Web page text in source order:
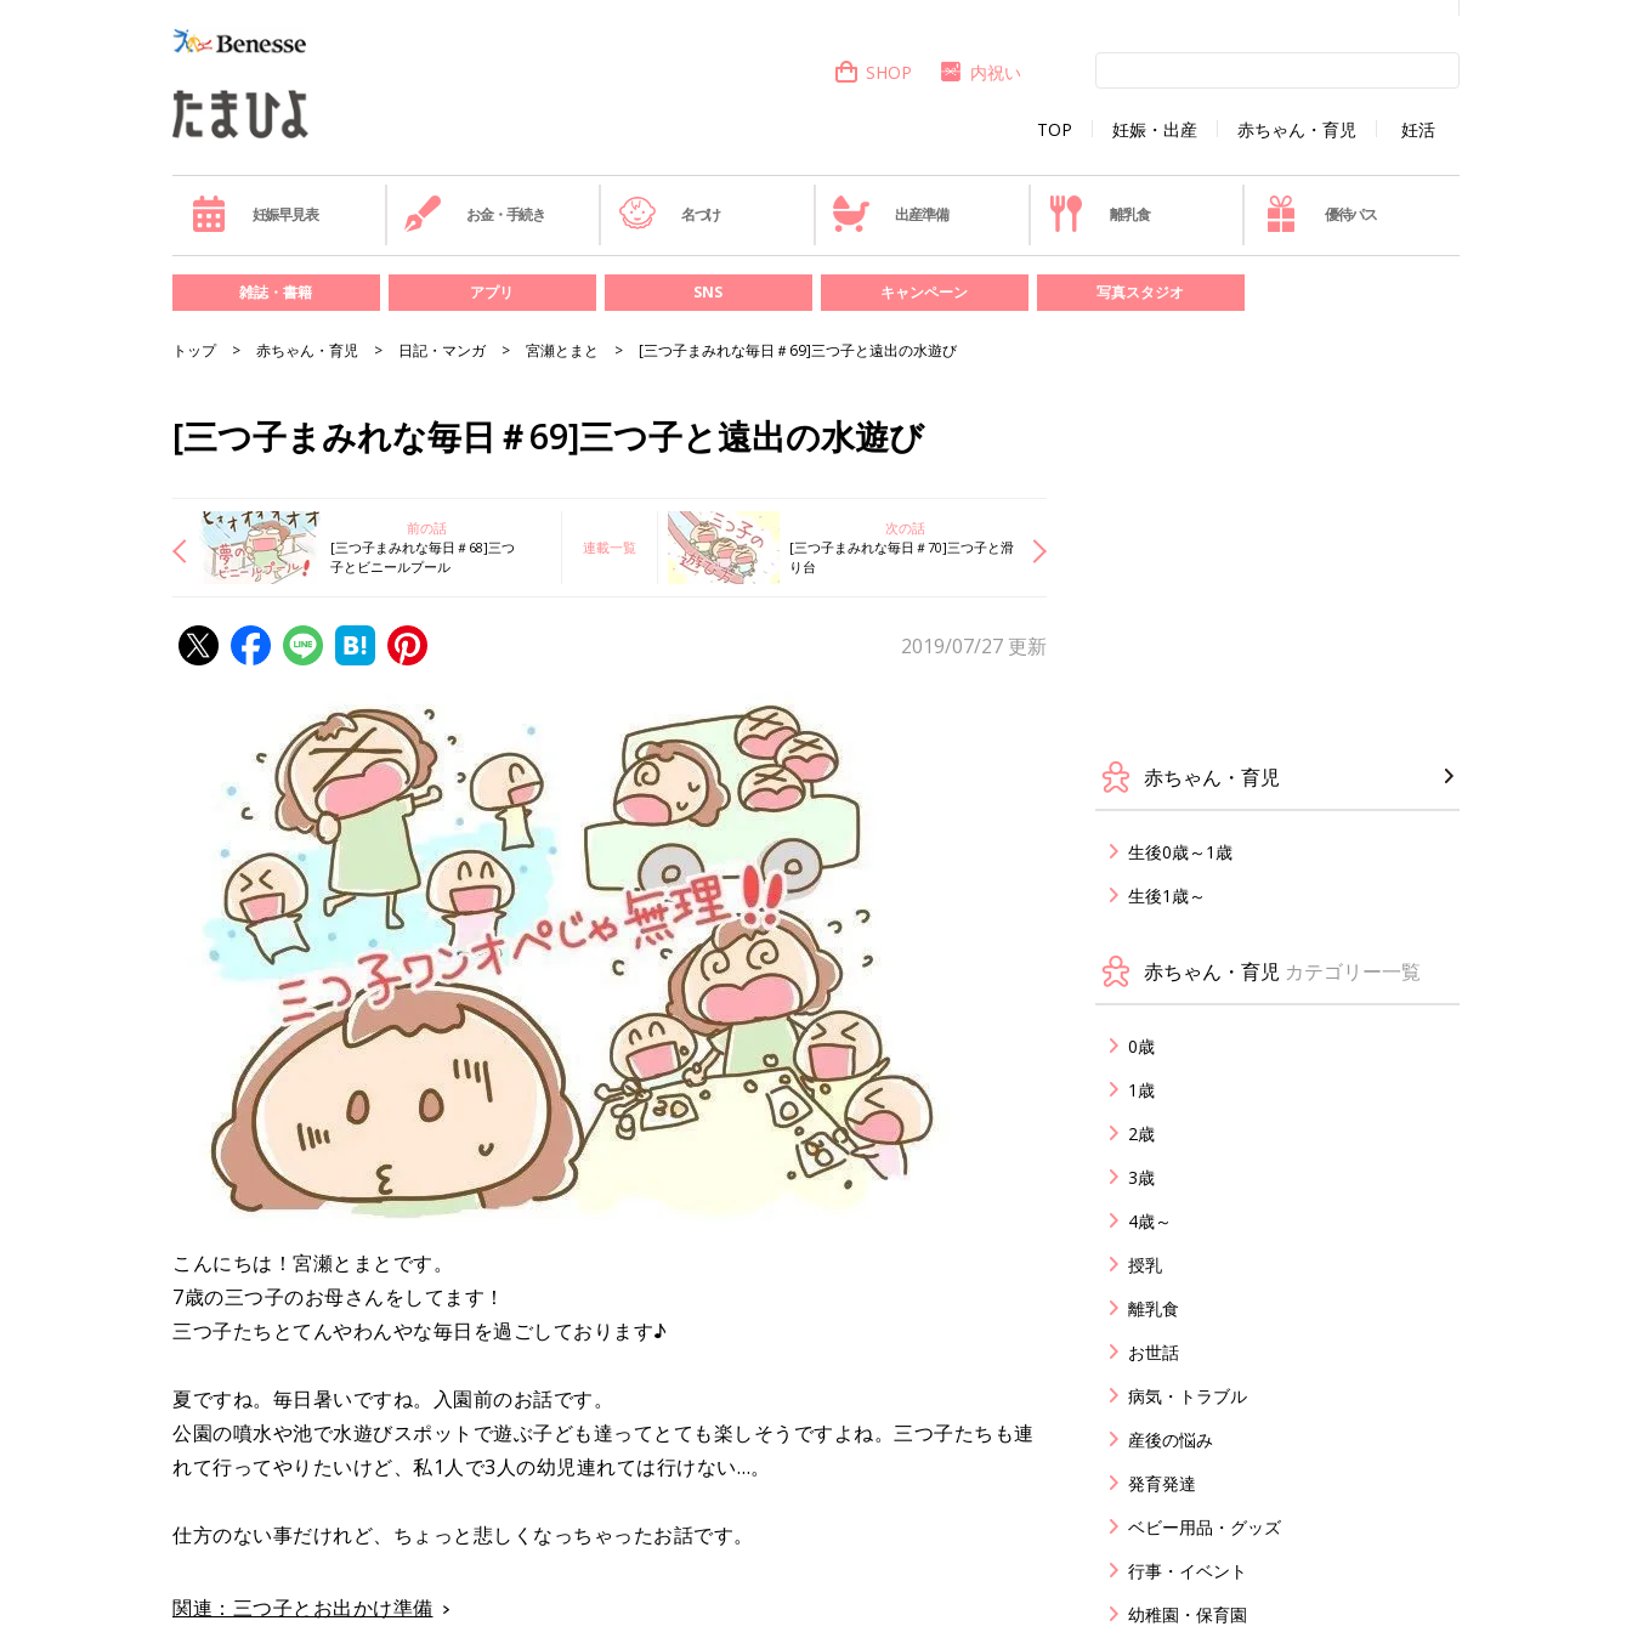
TOP 妊娠・出産 赤ちゃん・育児 妊活
SHOP 内祝い
妊娠早見表 お金・手続き 名づけ 出産準備 離乳食 優待パス
雑誌・書籍 アプリ SNS キャンペーン 写真スタジオ
トップ 赤ちゃん・育児 日記・マンガ 宮瀬とまと [三つ子まみれな毎日＃69]三つ子と遠出の水遊び
[三つ子まみれな毎日＃69]三つ子と遠出の水遊び
前の話
[三つ子まみれな毎日＃68]三つ
子とビニールプール
連載一覧
次の話
[三つ子まみれな毎日＃70]三つ子と滑
り台
2019/07/27 更新
こんにちは！宮瀬とまとです。
7歳の三つ子のお母さんをしてます！
三つ子たちとてんやわんやな毎日を過ごしております♪
夏ですね。毎日暑いですね。入園前のお話です。
公園の噴水や池で水遊びスポットで遊ぶ子ども達ってとても楽しそうですよね。三つ子たちも連
れて行ってやりたいけど、私1人で3人の幼児連れては行けない…。
仕方のない事だけれど、ちょっと悲しくなっちゃったお話です。
関連：三つ子とお出かけ準備
赤ちゃん・育児
生後0歳～1歳
生後1歳～
赤ちゃん・育児 カテゴリー一覧
0歳
1歳
2歳
3歳
4歳～
授乳
離乳食
お世話
病気・トラブル
産後の悩み
発育発達
ベビー用品・グッズ
行事・イベント
幼稚園・保育園